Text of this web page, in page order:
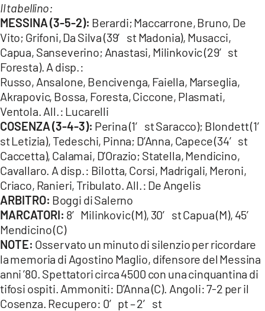
Il tabellino:
MESSINA (3-5-2): Berardi; Maccarrone, Bruno, De
Vito; Grifoni, Da Silva (39′ st Madonia), Musacci,
Capua, Sanseverino; Anastasi, Milinkovic (29′ st
Foresta). A disp.:
Russo, Ansalone, Bencivenga, Faiella, Marseglia,
Akrapovic, Bossa, Foresta, Ciccone, Plasmati,
Ventola. All.: Lucarelli
COSENZA (3-4-3): Perina (1′ st Saracco); Blondett (1′
st Letizia), Tedeschi, Pinna; D’Anna, Capece (34′ st
Caccetta), Calamai, D’Orazio; Statella, Mendicino,
Cavallaro. A disp.: Bilotta, Corsi, Madrigali, Meroni,
Criaco, Ranieri, Tribulato. All.: De Angelis
ARBITRO: Boggi di Salerno
MARCATORI: 8′ Milinkovic (M), 30′ st Capua (M), 45′
Mendicino (C)
NOTE: Osservato un minuto di silenzio per ricordare
la memoria di Agostino Maglio, difensore del Messina
anni ’80. Spettatori circa 4500 con una cinquantina di
tifosi ospiti. Ammoniti: D’Anna (C). Angoli: 7-2 per il
Cosenza. Recupero: 0′ pt – 2′ st